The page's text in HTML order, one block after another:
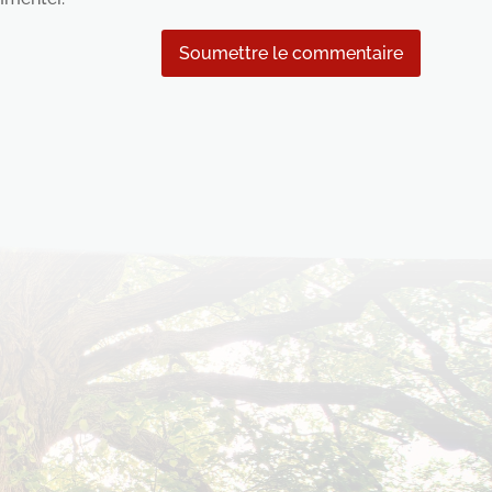
Soumettre le commentaire